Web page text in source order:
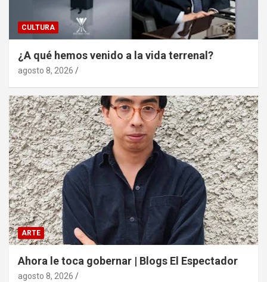
CULTURA
¿A qué hemos venido a la vida terrenal?
agosto 8, 2026
ARTE
Ahora le toca gobernar | Blogs El Espectador
agosto 8, 2026